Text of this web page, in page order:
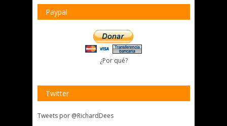
Paypal
¿Por qué?
Twitter
Tweets por @RichardDees